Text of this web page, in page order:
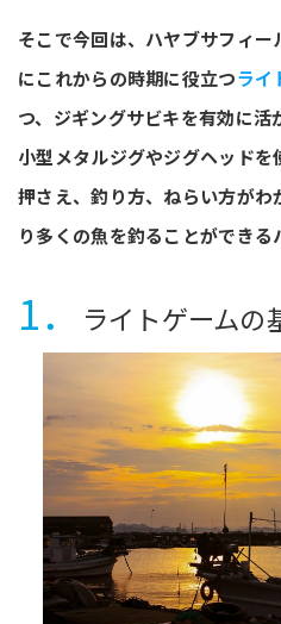
そこで今回は、ハヤブサフィー
にこれからの時期に役立つライ
つ、ジギングサビキを有効に活
小型メタルジグやジグヘッド
押さえ、釣り方、ねらい方が
り多くの魚を釣ることができる
1． ライトゲームの